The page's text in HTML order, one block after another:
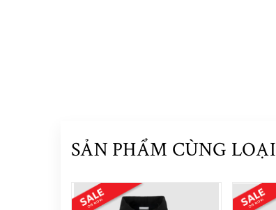
SẢN PHẨM CÙNG LOẠI